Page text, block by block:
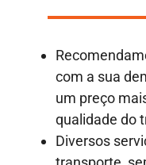
com a sua
um preço
qualidade do
Diversos